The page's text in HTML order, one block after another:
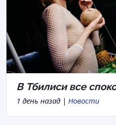
В Тбилиси все
1 день назад | Новости